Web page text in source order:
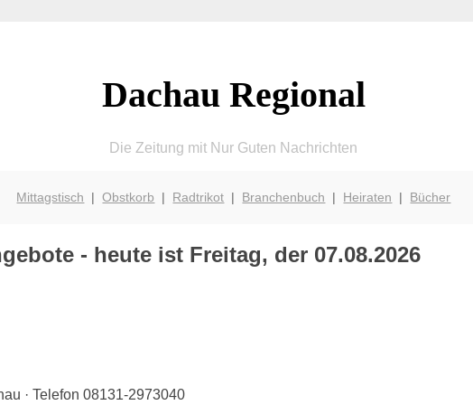
Dachau Regional
Die Zeitung mit Nur Guten Nachrichten
Mittagstisch |Obstkorb | Radtrikot | Branchenbuch | Heiraten | Bücher
- heute ist Freitag, der 07.08.2026
· Telefon 08131-2973040